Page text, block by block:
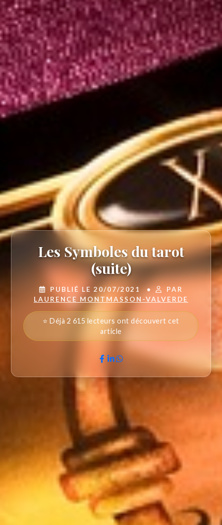
Les Symboles du tarot
(suite)
PUBLIÉ LE 20/07/2021 •
PAR
LAURENCE MONTMASSON-VALVERDE
⭐ Déjà 2 615 lecteurs ont découvert cet
article